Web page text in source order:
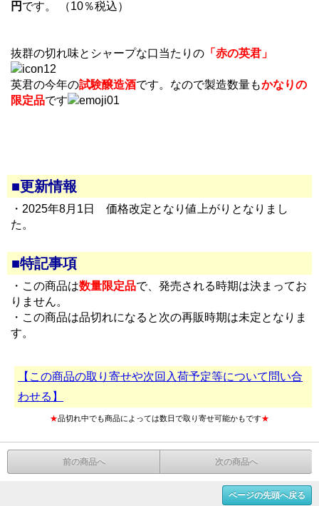
円 です。 （10％税込）
抜群の切れ味とシャープな口当たりの 「赤の英君」
英君の今年の試験醸造酒です。なので製造数量もかなりの
限定品です
■更新情報
・2025年8月1日 価格改定となり値上がりとなりまし
た。
■特記事項
・この商品は数量限定品で、発売される時期は決まってお
りません。
・この商品は品切れになると次の再販時期は未定となりま
す。
【この商品の取り寄せや次回入荷予定等について問い合
わせる】
★品切れ中でも商品によっては数日で取り寄せ可能かもです★
前の商品へ 次の商品へ
ページの先頭へ戻る